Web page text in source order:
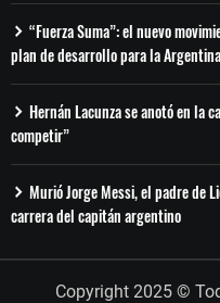
“Fuerza Suma”: el nuevo
plan de desarrollo para la Argentina
Hernán Lacunza se anotó en la
competir”
Murió Jorge Messi, el padre de
carrera del capitán argentino
Copyright 2025 ©